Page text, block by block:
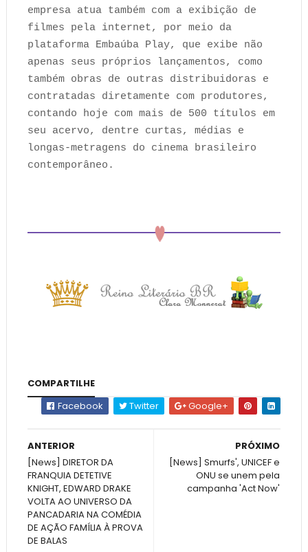
empresa atua também com a exibição de
filmes pela internet, por meio da
plataforma Embaúba Play, que exibe não
apenas seus próprios lançamentos, como
também obras de outras distribuidoras e
contratadas diretamente com produtores,
contando hoje com mais de 500 títulos em
seu acervo, dentre curtas, médias e
longas-metragens do cinema brasileiro
contemporâneo.
COMPARTILHE
Facebook
Twitter Google+
PRÓXIMO
[News] Smurfs', UNICEF e
ONU se unem pela
campanha 'Act Now'
ANTERIOR
[News] DIRETOR DA
FRANQUIA DETETIVE
KNIGHT, EDWARD DRAKE
VOLTA AO UNIVERSO DA
PANCADARIA NA COMÉDIA
DE AÇÃO FAMÍLIA À PROVA
DE BALAS